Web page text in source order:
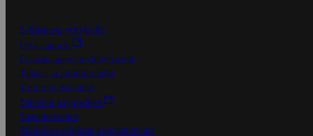
S-Business yrityksille
Oiva-raportit
Osuuskauppojen yhteystiedot
Tilaus- ja toimitusehdot
Tietosuojakäytäntö
Palvelun käyttöehdot
Saavutettavuus
Mobiilisovelluksen saavutettavuus